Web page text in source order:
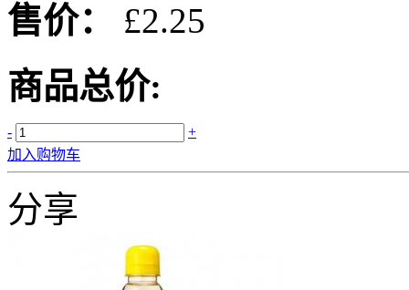
售价：
£2.25
商品总价:
-
+
加入购物车
分享